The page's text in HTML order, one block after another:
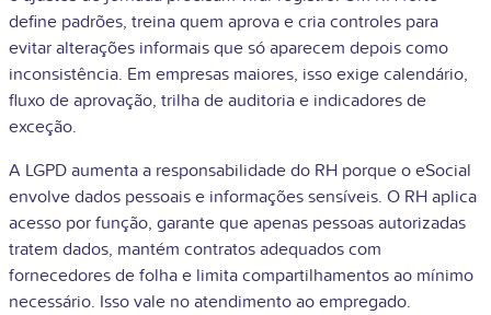
define padrões, treina quem aprova e cria controles para
evitar alterações informais que só aparecem depois como
inconsistência. Em empresas maiores, isso exige calendário,
fluxo de aprovação, trilha de auditoria e indicadores de
exceção.
A LGPD aumenta a responsabilidade do RH porque o eSocial
envolve dados pessoais e informações sensíveis. O RH aplica
acesso por função, garante que apenas pessoas autorizadas
tratem dados, mantém contratos adequados com
fornecedores de folha e limita compartilhamentos ao mínimo
necessário. Isso vale no atendimento ao empregado.